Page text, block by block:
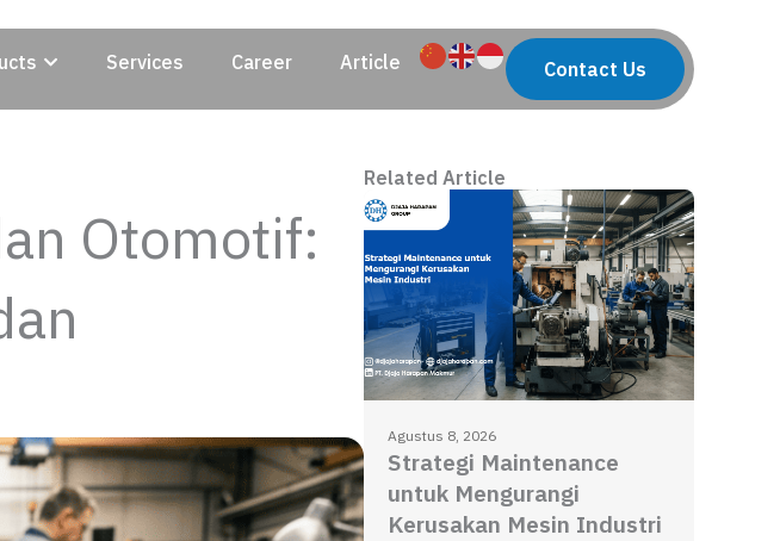
Open Products
Services Career Article Contact Us
Otomotif:
Related Article
Strategi Maintenance
untuk Mengurangi
Kerusakan Mesin Industri
Agustus 8, 2026